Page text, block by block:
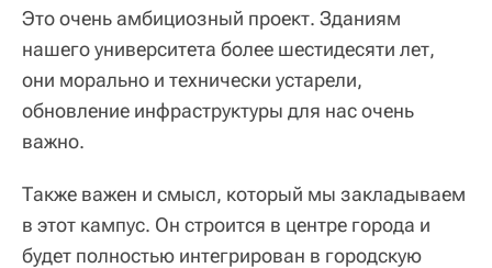
Это очень амбициозный проект. Зданиям
нашего университета более шестидесяти лет,
они морально и технически устарели,
обновление инфраструктуры для нас очень
важно.
Также важен и смысл, который мы закладываем
в этот кампус. Он строится в центре города и
будет полностью интегрирован в городскую